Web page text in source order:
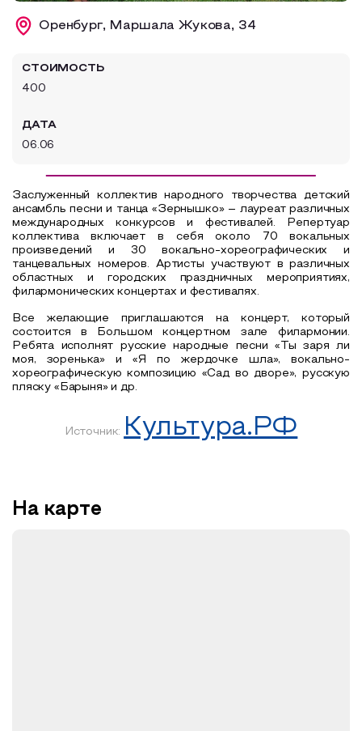
Образовательный туризм
Оренбург, Маршала Жукова, 34
СТОИМОСТЬ
400
ДАТА
06.06
Заслуженный коллектив народного творчества детский
ансамбль песни и танца «Зернышко» – лауреат различных
международных конкурсов и фестивалей. Репертуар
коллектива включает в себя около 70 вокальных
произведений и 30 вокально-хореографических и
танцевальных номеров. Артисты участвуют в различных
областных и городских праздничных мероприятиях,
филармонических концертах и фестивалях.
Все желающие приглашаются на концерт, который
состоится в Большом концертном зале филармонии.
Ребята исполнят русские народные песни «Ты заря ли
моя, зоренька» и «Я по жердочке шла», вокально-
хореографическую композицию «Сад во дворе», русскую
пляску «Барыня» и др.
Источник: Культура.РФ
На карте